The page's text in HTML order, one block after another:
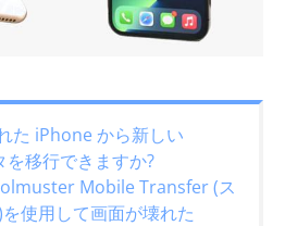
た iPhone から新しい
移行できますか?
Mobile Transfer (ス
使用して画面が壊れた